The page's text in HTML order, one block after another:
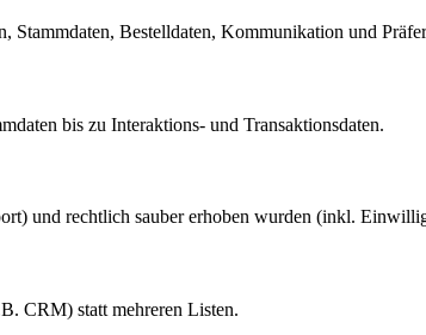
Bestelldaten, Kommunikation und
bis zu Interaktions- und Transaktionsdaten.
und rechtlich sauber erhoben wurden (inkl.
CRM) statt mehreren Listen.